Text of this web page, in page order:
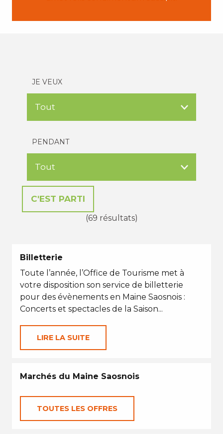
JE VEUX
PENDANT
(69 résultats)
Billetterie
Toute l’année, l’Office de Tourisme met à
votre disposition son service de billetterie
pour des évènements en Maine Saosnois :
Concerts et spectacles de la Saison...
LIRE LA SUITE
Marchés du Maine Saosnois
TOUTES LES OFFRES